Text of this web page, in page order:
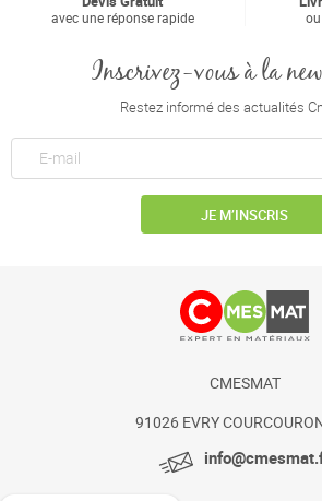
avec une réponse rapide
Inscrivez-vous à la
Restez informé des actualités
JE M’INSCRIS
CMESMAT
91026 EVRY